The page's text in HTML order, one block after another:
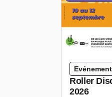
Evénement
Roller
2026